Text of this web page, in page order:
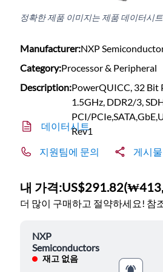
정확한 제품 이미지는 제품 데이터시
Manufacturer:NXP
Category:Processor & Peripheral
Description:PowerQUICC, 32 Bit
1.5GHz, DDR2/3,
PCI/
Rev1
데이터시트
지원팀에 문의 게시
내 가격:US$291.82(
더 많이 구매하고 절약하세요! 참
NXP
Semiconductors
재고 없음